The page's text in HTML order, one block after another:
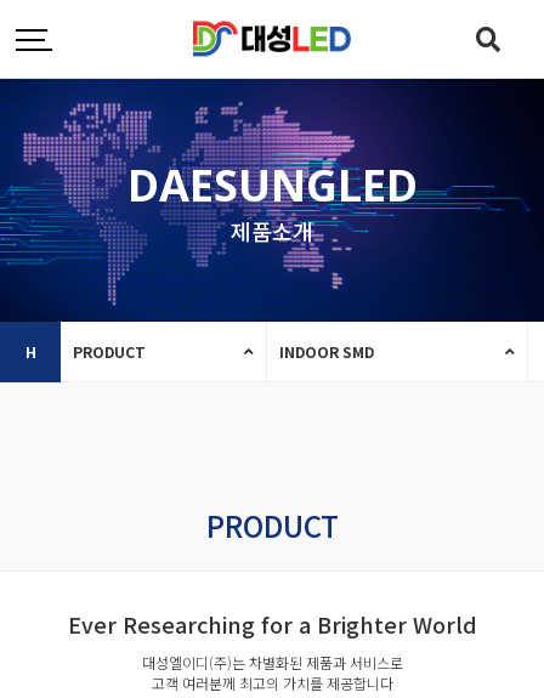
DAESUNGLED
제품소개
H PRODUCT INDOOR SMD
PRODUCT
Ever Researching for a Brighter World
대성엘이디(주)는 차별화된 제품과 서비스로
고객 여러분께 최고의 가치를 제공합니다